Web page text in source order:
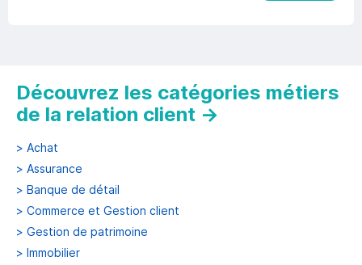
Découvrez les catégories métiers
de la relation client →
> Achat
> Assurance
> Banque de détail
> Commerce et Gestion client
> Gestion de patrimoine
> Immobilier